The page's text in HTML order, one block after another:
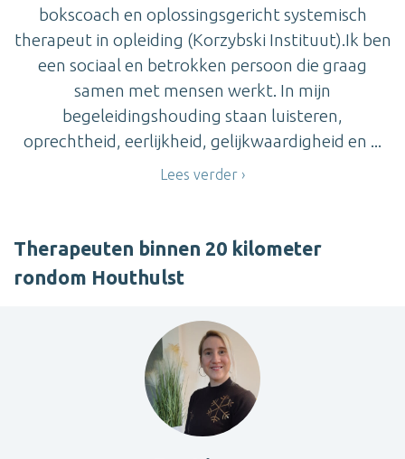
bokscoach en oplossingsgericht systemisch
therapeut in opleiding (Korzybski Instituut).Ik ben
een sociaal en betrokken persoon die graag
samen met mensen werkt. In mijn
begeleidingshouding staan luisteren,
oprechtheid, eerlijkheid, gelijkwaardigheid en ...
Lees verder
Therapeuten binnen 20 kilometer
rondom Houthulst